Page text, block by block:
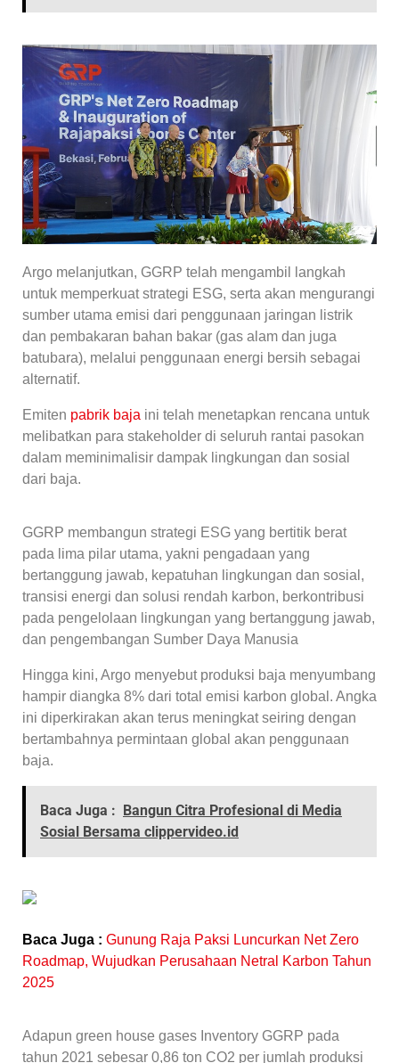
Argo melanjutkan, GGRP telah mengambil langkah
untuk memperkuat strategi ESG, serta akan mengurangi
sumber utama emisi dari penggunaan jaringan listrik
dan pembakaran bahan bakar (gas alam dan juga
batubara), melalui penggunaan energi bersih sebagai
alternatif.
Emiten pabrik baja ini telah menetapkan rencana untuk
melibatkan para stakeholder di seluruh rantai pasokan
dalam meminimalisir dampak lingkungan dan sosial
dari baja.
GGRP membangun strategi ESG yang bertitik berat
pada lima pilar utama, yakni pengadaan yang
bertanggung jawab, kepatuhan lingkungan dan sosial,
transisi energi dan solusi rendah karbon, berkontribusi
pada pengelolaan lingkungan yang bertanggung jawab,
dan pengembangan Sumber Daya Manusia
Hingga kini, Argo menyebut produksi baja menyumbang
hampir diangka 8% dari total emisi karbon global. Angka
ini diperkirakan akan terus meningkat seiring dengan
bertambahnya permintaan global akan penggunaan
baja.
Baca Juga :
Bangun Citra Profesional di Media
Sosial Bersama clippervideo.id
Baca Juga : Gunung Raja Paksi Luncurkan Net Zero
Roadmap, Wujudkan Perusahaan Netral Karbon Tahun
2025
Adapun green house gases Inventory GGRP pada
tahun 2021 sebesar 0,86 ton CO2 per jumlah produksi